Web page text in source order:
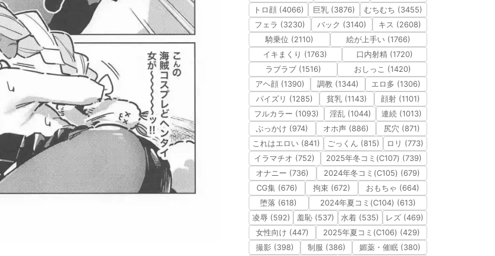
トロ顔 (4066)
巨乳 (3876)
むちむち (3455)
フェラ (3230)
バック (3140)
キス (2608)
騎乗位 (2110)
絵が上手い (1766)
イキまくり (1763)
口内射精 (1720)
ラブラブ (1516)
おしっこ (1420)
アヘ顔 (1390)
調教 (1344)
エロ多 (1306)
パイズリ (1285)
貧乳 (1143)
顔射 (1101)
フルカラー (1093)
淫乱 (1044)
連続 (1013)
ぶっかけ (974)
オホ声 (886)
尻穴 (871)
これはエロい (841)
ごっくん (815)
ロリ (773)
イラマチオ (752)
2025年冬コミ(C107) (739)
オナニー (736)
2024年冬コミ(C105) (679)
CG集 (676)
拘束 (672)
おもちゃ (664)
堕落 (618)
2024年夏コミ(C104) (613)
凌辱 (592)
羞恥 (537) 水着 (535)
レズ (469)
女性向け (447)
2025年夏コミ(C106) (429)
撮影 (398)
制服 (386)
媚薬・催眠 (380)